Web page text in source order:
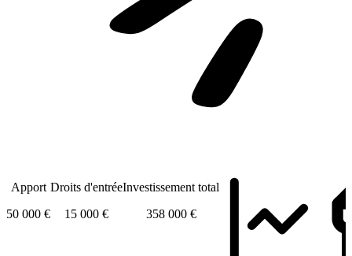
Apport
50 000 €
Droits d'entrée
15 000 €
Investissement total
358 000 €